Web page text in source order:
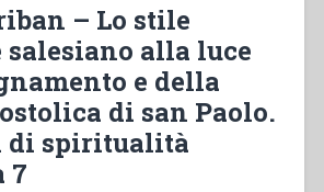
– Lo stile
salesiano alla luce
e della
di san Paolo.
di spiritualità
7